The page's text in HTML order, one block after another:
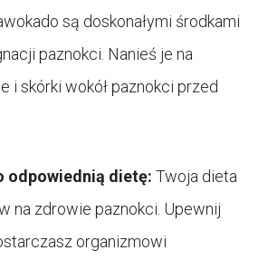
są doskonałymi środkami
paznokci. Nanieś je na
i skórki wokół paznokci przed
odpowiednią dietę: Twoja dieta
na zdrowie paznokci. Upewnij
organizmowi